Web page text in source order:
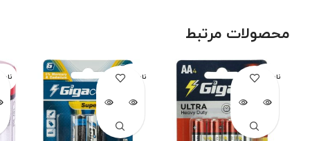
محصولات مرتبط
ناموجود ناموجود